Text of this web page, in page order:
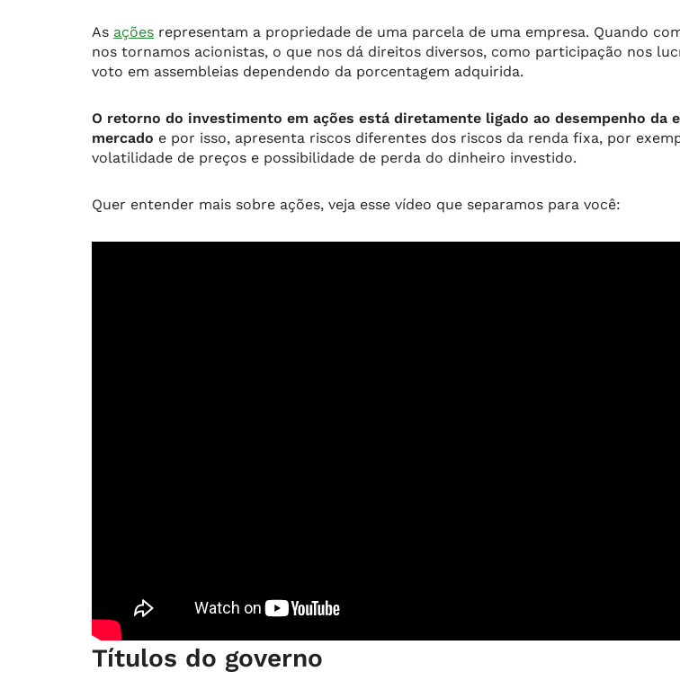
As ações representam a propriedade de uma parcela de uma empresa. Quando
nos tornamos acionistas, o que nos dá direitos diversos, como participação nos
voto em assembleias dependendo da porcentagem adquirida.
O retorno do investimento em ações está diretamente ligado ao desempenho da
mercado e por isso, apresenta riscos diferentes dos riscos da renda fixa, por
volatilidade de preços e possibilidade de perda do dinheiro investido.
Quer entender mais sobre ações, veja esse vídeo que separamos para você:
Títulos do governo